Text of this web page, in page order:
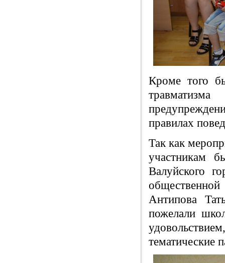
Кроме того
правилах
Так как
участникам
Валуйского
Антипова
пожелали
тематические